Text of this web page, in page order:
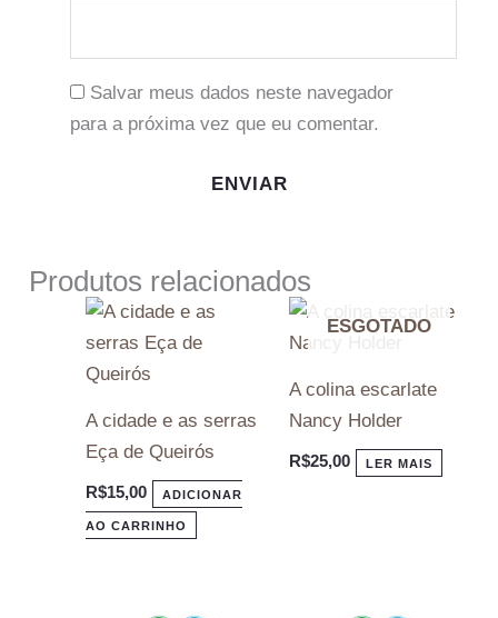
Salvar meus dados neste navegador
para a próxima vez que eu comentar.
Produtos relacionados
A cidade e as serras
Eça de Queirós
R$15,00 ADICIONAR
AO CARRINHO
ESGOTADO
A colina escarlate
Nancy Holder
R$25,00 LER MAIS